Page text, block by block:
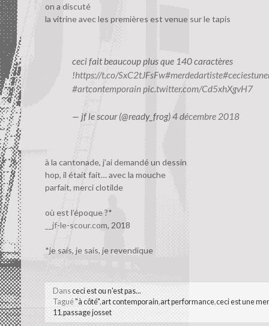
on a discuté
la vitrine avec les premières est venue sur le tapis
ceci fait beaucoup plus que 140 caractères
!https://t.co/SxC2tJFsFw#merdedartiste
#artcontemporainpic.twitter.com/Cd5xhXgvH7
— jf le scour (@ready_frog)4 décembre 2018
à la cantonade, j’ai demandé un dessin
hop, il était fait… avec la mouche
parfait, merci clotilde
où est l’époque ?*
__jf-le-scour.com, 2018
*je sais, je sais, je revendique
Dansceci est ou n'est pas...
Tagué"à côté",art contemporain,art performance,ceci est une
11,passage josset